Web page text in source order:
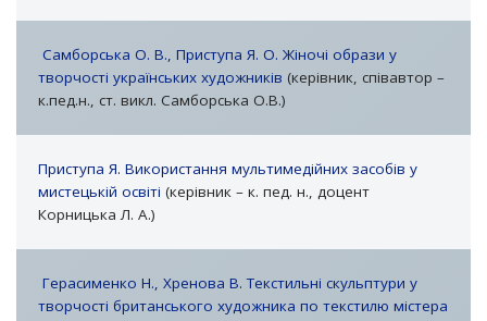
Самборська О. В., Приступа Я. О. Жіночі образи у
творчості українських художників (керівник, співавтор –
к.пед.н., ст. викл. Самборська О.В.)
Приступа Я. Використання мультимедійних засобів у
мистецькій освіті (керівник – к. пед. н., доцент
Корницька Л. А.)
Герасименко Н., Хренова В. Текстильні скульптури у
творчості британського художника по текстилю містера